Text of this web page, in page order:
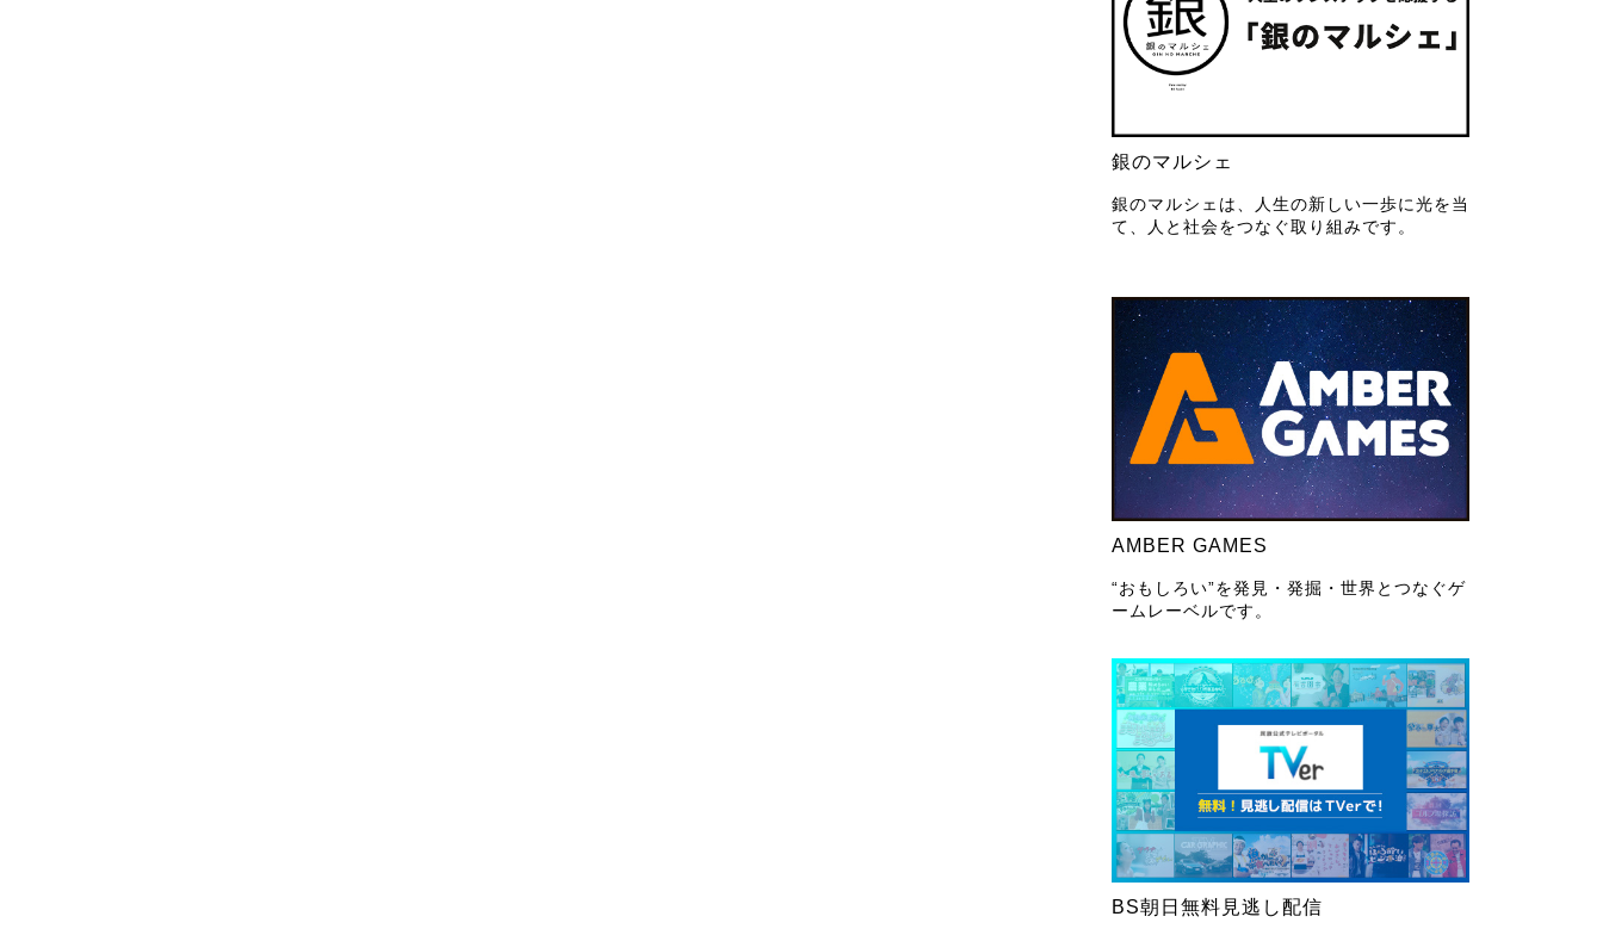
銀のマルシェ
銀のマルシェは、人生の新しい一歩に光を当
て、人と社会をつなぐ取り組みです。
AMBER GAMES
“おもしろい”を発見・発掘・世界とつなぐゲ
ームレーベルです。
BS朝日無料見逃し配信